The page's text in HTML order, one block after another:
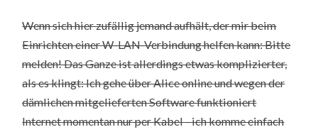
Wenn sich hier zufällig jemand aufhält, der mir beim
Einrichten einer W-LAN-Verbindung helfen kann: Bitte
melden! Das Ganze ist allerdings etwas komplizierter,
als es klingt: Ich gehe über Alice online und wegen der
dämlichen mitgelieferten Software funktioniert
Internet momentan nur per Kabel - ich komme einfach